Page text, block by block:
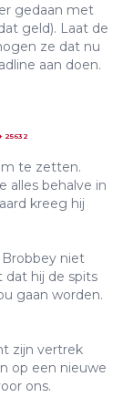
gedaan met
geld). Laat de
ze dat nu
aan doen.
25632
te zetten.
alles behalve in
kreeg hij
niet
dat hij de spits
gaan worden.
zijn vertrek
op een nieuwe
ons.